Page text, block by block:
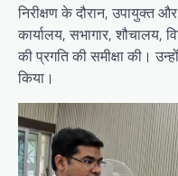
निरीक्षण के दौरान, उपायुक्त
कार्यालय, सभागार, शौचालय,
की प्रगति की समीक्षा की।
किया।